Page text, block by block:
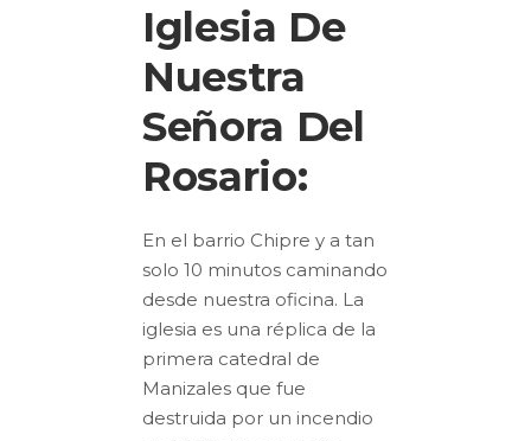
Iglesia De
Nuestra
Señora Del
Rosario:
En el barrio Chipre y a tan
solo 10 minutos caminando
desde nuestra oficina. La
iglesia es una réplica de la
primera catedral de
Manizales que fue
destruida por un incendio